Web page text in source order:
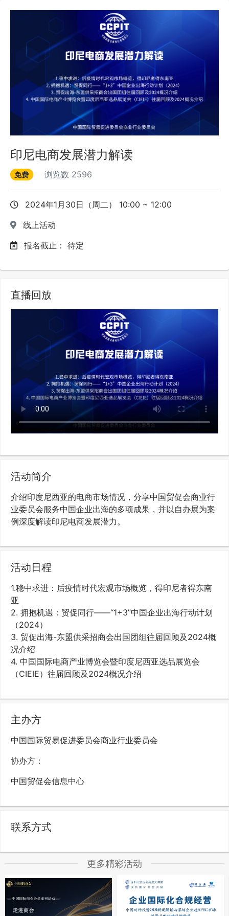
印尼电商发展潜力解读
免费 浏览数 2596
2024年1月30日（周二） 10:00 ~ 12:00
线上活动
报名截止： 待定
直播回放
活动简介
介绍印度尼西亚的电商市场情况，分享中国贸促会商业行
业委员会服务中国企业出海的多项成果，并以自办展为案
例深度解读印尼电商发展潜力。
活动日程
1.稳中求进：后疫情时代宏观市场概览，得印尼者得东南
亚
2. 拥抱机遇：贸促同行——“1+3”中国企业出海行动计划
（2024）
3. 贸促出海-东盟供采招商会出国团组往届回顾及2024概
况介绍
4. 中国国际电商产业博览会暨印度尼西亚选品展览会
（CIEIE）往届回顾及2024概况介绍
主办方
中国国际贸易促进委员会商业行业委员会
协办方：
中国贸促会信息中心
联系方式
更多精彩活动